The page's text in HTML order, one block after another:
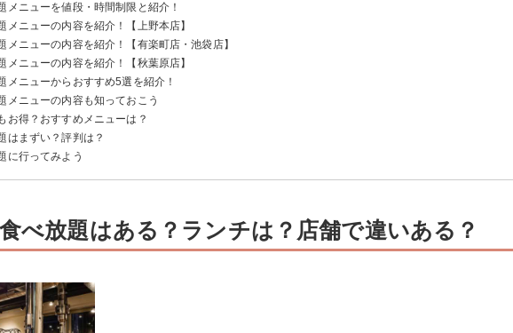
の内容は店舗で違いがある
べ放題を実施していない
には飲み放題が必ず付くことも知っておこう
メニューを値段・時間制限と紹介！
5980円・100分）【上野本店】
5980円・100分）【有楽町店・池袋店】
5980円・100分）【秋葉原店】
メニューの内容を紹介！【上野本店】
メニューの内容を紹介！【有楽町店・池袋店】
ュー
メニューの内容を紹介！【秋葉原店】
ュー
メニューからおすすめ5選を紹介！
舗のプレミアムコース5980円）
のプレミアムコース5980円）
（池袋・有楽町・秋葉原店のプレミアムコース5980円）
秋葉原店のプレミアムコース5980円）
野本店のプレミアムコース5980円）
メニューの内容も知っておこう
お得？おすすめメニューは？
ンチ（1485円）
ハッピーアワー（4378円）
はまずい？評判は？
に行ってみよう
べ放題はある？ランチは？店舗で違いある？